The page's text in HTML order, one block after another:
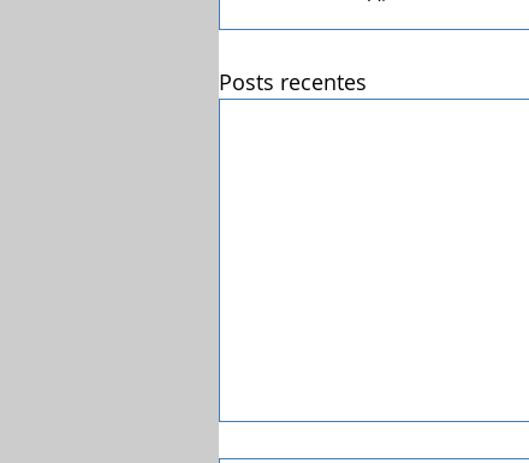
Posts recentes